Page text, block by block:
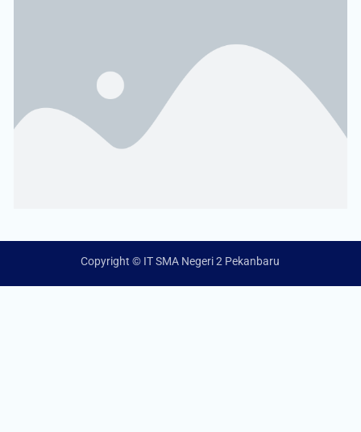
Copyright © IT SMA Negeri 2 Pekanbaru